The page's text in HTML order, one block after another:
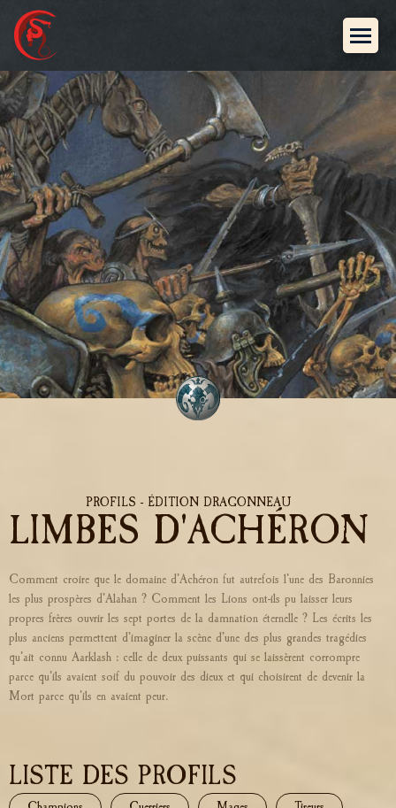
PROFILS - ÉDITION DRAGONNEAU
LIMBES D'ACHÉRON
Comment croire que le domaine d’Achéron fut autrefois l’une des Baronnies
les plus prospères d’Alahan ? Comment les Lions ont-ils pu laisser leurs
propres frères ouvrir les sept portes de la damnation éternelle ? Les écrits les
plus anciens permettent d’imaginer la scène d’une des plus grandes tragédies
qu’ait connu Aarklash : celle de deux puissants qui se laissèrent corrompre
parce qu’ils avaient soif du pouvoir des dieux et qui choisirent de devenir la
Mort parce qu’ils en avaient peur.
LISTE DES PROFILS